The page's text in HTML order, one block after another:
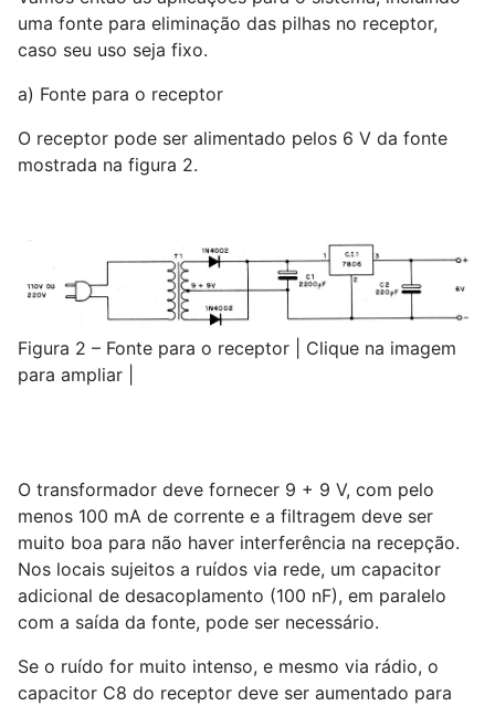
uma fonte para eliminação das pilhas no receptor,
caso seu uso seja fixo.
a) Fonte para o receptor
O receptor pode ser alimentado pelos 6 V da fonte
mostrada na figura 2.
Figura 2 – Fonte para o receptor | Clique na imagem
para ampliar |
O transformador deve fornecer 9 + 9 V, com pelo
menos 100 mA de corrente e a filtragem deve ser
muito boa para não haver interferência na recepção.
Nos locais sujeitos a ruídos via rede, um capacitor
adicional de desacoplamento (100 nF), em paralelo
com a saída da fonte, pode ser necessário.
Se o ruído for muito intenso, e mesmo via rádio, o
capacitor C8 do receptor deve ser aumentado para